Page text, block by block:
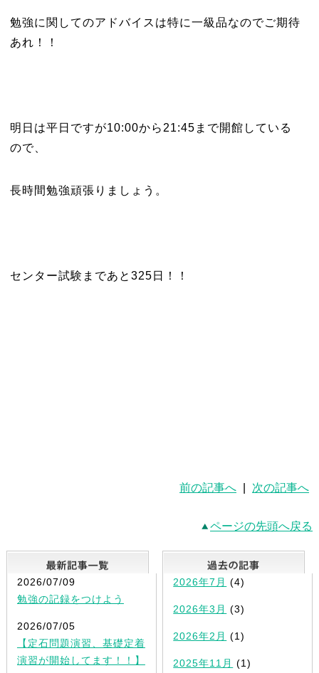
勉強に関してのアドバイスは特に一級品なのでご期待
あれ！！
明日は平日ですが10:00から21:45まで開館している
ので、
長時間勉強頑張りましょう。
センター試験まであと325日！！
前の記事へ 次の記事へ
ページの先頭へ戻る
最新記事一覧
2026/07/09
勉強の記録をつけよう
2026/07/05
【定石問題演習、基礎定着
演習が開始してます！！】
2026年7月 (4)
2026年3月 (3)
2026年2月 (1)
2025年11月 (1)